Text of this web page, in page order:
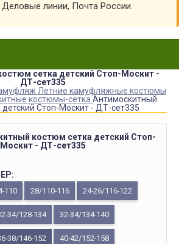
линии, Почта России.
сетка детский Стоп-Москит -
ДТ-сет335
Летние камуфляжные костюмы
костюмы-сетка Антимоскитный
детский Стоп-Москит - ДТ-сет335
костюм сетка детский Стоп-
Москит - ДТ-сет335
110 28/110-116 24-26/116-122
34/128-134 32-34/134-140
38/146-152 40-42/152-158